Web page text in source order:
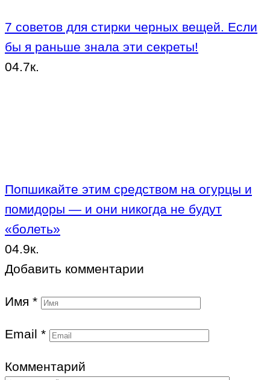
7 советов для стирки черных вещей. Если
бы я раньше знала эти секреты!
04.7к.
Попшикайте этим средством на огурцы и
помидоры — и они никогда не будут
«болеть»
04.9к.
Добавить комментарии
Имя *
Email *
Комментарий